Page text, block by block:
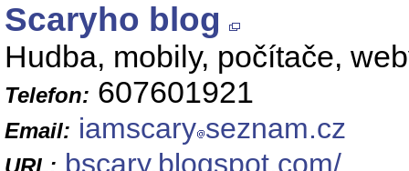
Scaryho blog
Hudba, mobily, počítače,
Telefon: 607601921
Email: iamscary seznam.cz
bscary.blogspot.com/